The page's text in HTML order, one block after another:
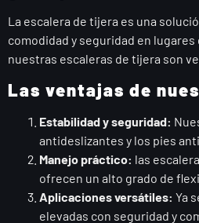
La escalera de tijera es una
comodidad y seguridad en
nuestras escaleras de tijera son
Las ventajas de
Estabilidad y seguridad:
antideslizantes y los pies
Manejo práctico: las
ofrecen un alto grado de
Aplicaciones versátiles: Ya
elevadas con seguridad y